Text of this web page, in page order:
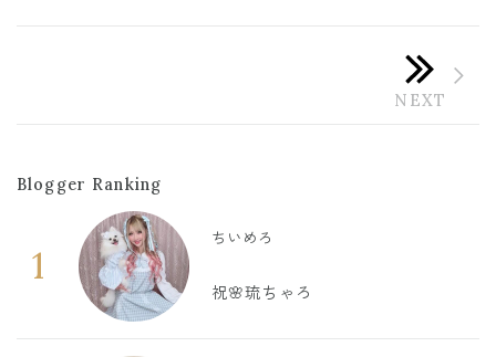
Blogger Ranking
1
ちいめろ
祝🌸琉ちゃろ